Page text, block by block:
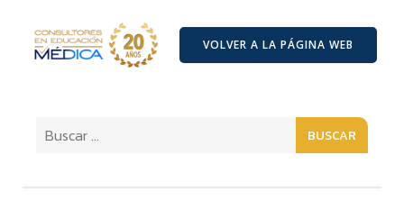
VOLVER A LA PÁGINA WEB
BUSCAR